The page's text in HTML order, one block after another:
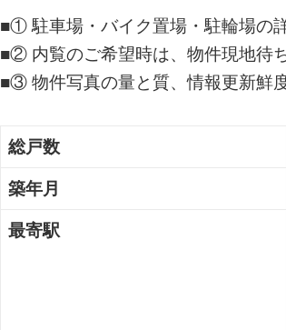
■① 駐車場・バイク置場・駐輪場の
■② 内覧のご希望時は、物件現地待
■③ 物件写真の量と質、情報更新鮮
総戸数
築年月
最寄駅